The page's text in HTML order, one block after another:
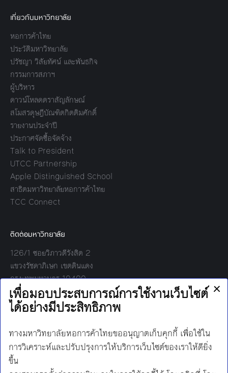
เกี่ยวกับมหาวิทยาลัย
หอการค้าไทย
ประวัติมหาวิทยาลัย
ปรัชญา วิสัยทัศน์ และพันธกิจ
กรรมการสภาฯ
ผู้บริหาร
ดาวน์โหลดตราสัญลักษณ์
สโมสรดุษฎีบัณฑิตกิตติมศักดิ์
รายงานประจำปี
ประกาศจัดซื้อจัดจ้าง
Talk to President
UTCC Partnership
Apple Distinguished School
สาธิตมหาวิทยาลัยหอการค้าไทย
TCC Connect
ติดต่อมหาวิทยาลัย
126/1 ซอยวิภาวดีรังสิต 2
แขวงรัชดาภิเษก เขตดินแดง
กรุงเทพมหานคร 10400
โทร:
02-697-6000
เวลาทำการ:
8.30 - 17.00
Find us on: